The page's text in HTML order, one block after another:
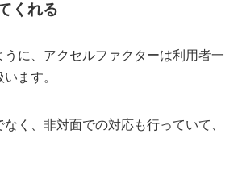
くれる
に、アクセルファクターは利用者一
ます。
く、非対面での対応も行っていて、